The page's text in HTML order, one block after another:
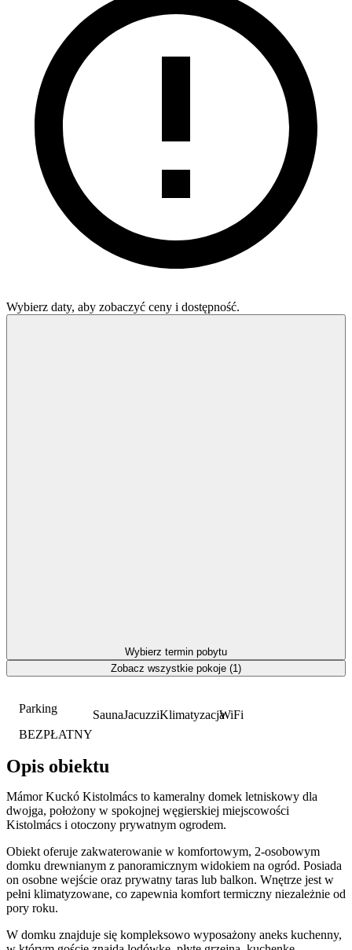
Parking
BEZPŁATNY
SaunaJacuzziKlimatyzacjaWiFi
Opis obiektu
Mámor Kuckó Kistolmács to kameralny domek letniskowy dla
dwojga, położony w spokojnej węgierskiej miejscowości
Kistolmács i otoczony prywatnym ogrodem.
Obiekt oferuje zakwaterowanie w komfortowym, 2-osobowym
domku drewnianym z panoramicznym widokiem na ogród. Posiada
on osobne wejście oraz prywatny taras lub balkon. Wnętrze jest w
pełni klimatyzowane, co zapewnia komfort termiczny niezależnie od
pory roku.
W domku znajduje się kompleksowo wyposażony aneks kuchenny,
Wybierz daty, aby zobaczyć ceny i dostępność.
Wybierz termin pobytu
Zobacz wszystkie pokoje (1)